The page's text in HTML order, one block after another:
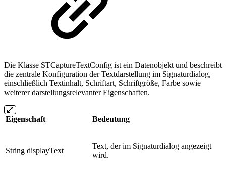
Die Klasse STCaptureTextConfig ist ein Datenobjekt und beschreibt
die zentrale Konfiguration der Textdarstellung im Signaturdialog,
einschließlich Textinhalt, Schriftart, Schriftgröße, Farbe sowie
weiterer darstellungsrelevanter Eigenschaften.
Eigenschaft Bedeutung
String displayText
Text, der im Signaturdialog angezeigt
wird.